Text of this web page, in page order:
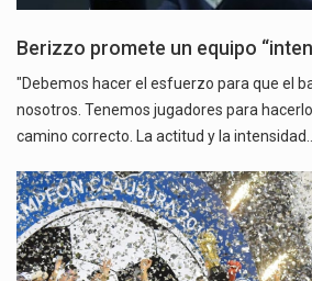
Berizzo promete un equipo
"Debemos hacer el esfuerzo para que el
nosotros. Tenemos jugadores para
camino correcto. La actitud y la intensidad…